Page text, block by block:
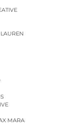
MARA